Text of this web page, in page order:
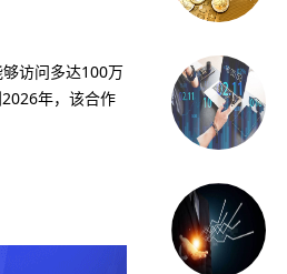
访问多达100万
年，该合作